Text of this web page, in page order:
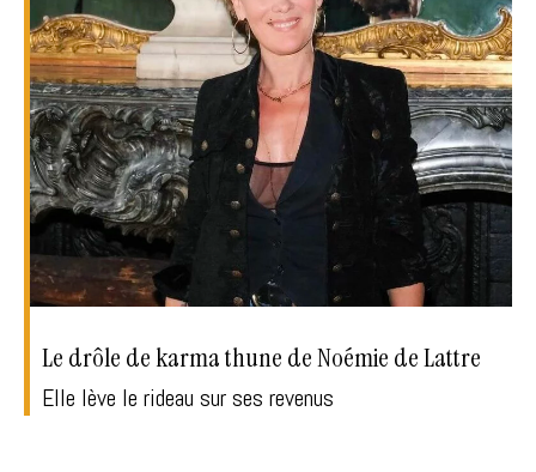
Le drôle de karma thune de Noémie de Lattre
Elle lève le rideau sur ses revenus